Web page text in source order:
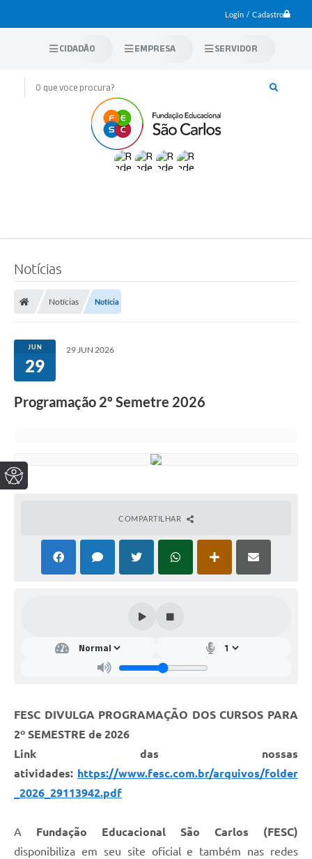
Login / Cadastro
CIDADÃO EMPRESA SERVIDOR
Notícias
Notícias Notícia
JUN
29
29 JUN 2026
Programação 2º Semetre 2026
COMPARTILHAR
FESC DIVULGA PROGRAMAÇÃO DOS CURSOS PARA
2º SEMESTRE de 2026
Link das nossas
atividades: https://www.fesc.com.br/arquivos/folder
_2026_29113942.pdf
A Fundação Educacional São Carlos (FESC)
disponibiliza em seu site oficial e também nas redes